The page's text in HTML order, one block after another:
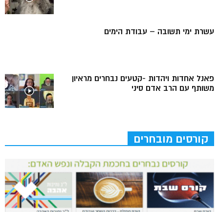
עשרת ימי תשובה – עבודת הימים
פאנל אחדות ויהדות -קטעים נבחרים מראיון
משותף עם הרב אדם סיני
קורסים מובחרים